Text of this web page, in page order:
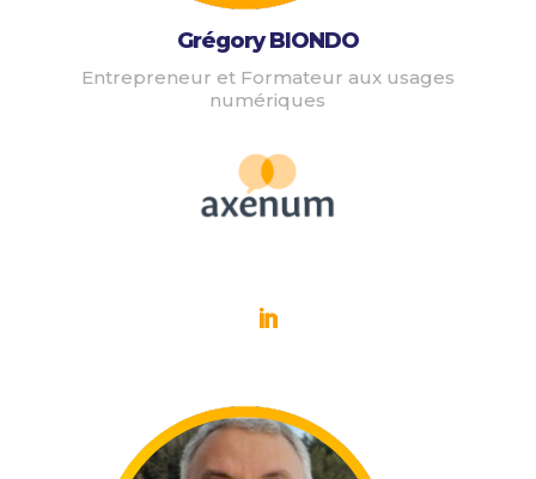
Grégory BIONDO
Entrepreneur et Formateur aux usages
numériques